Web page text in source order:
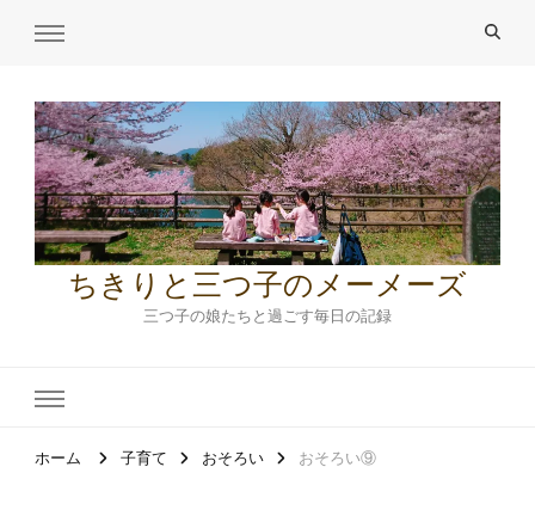
ちきりと三つ子のメーメーズ
三つ子の娘たちと過ごす毎日の記録
ホーム 子育て おそろい おそろい⑨